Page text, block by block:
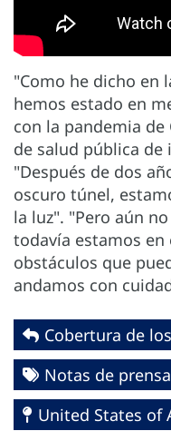
"Como he dicho en
hemos estado en
con la pandemia de
de salud pública
"Después de dos
oscuro túnel,
la luz". "Pero aún
todavía estamos
obstáculos que
andamos con
Cobertura de
Notas de prensa
United States of